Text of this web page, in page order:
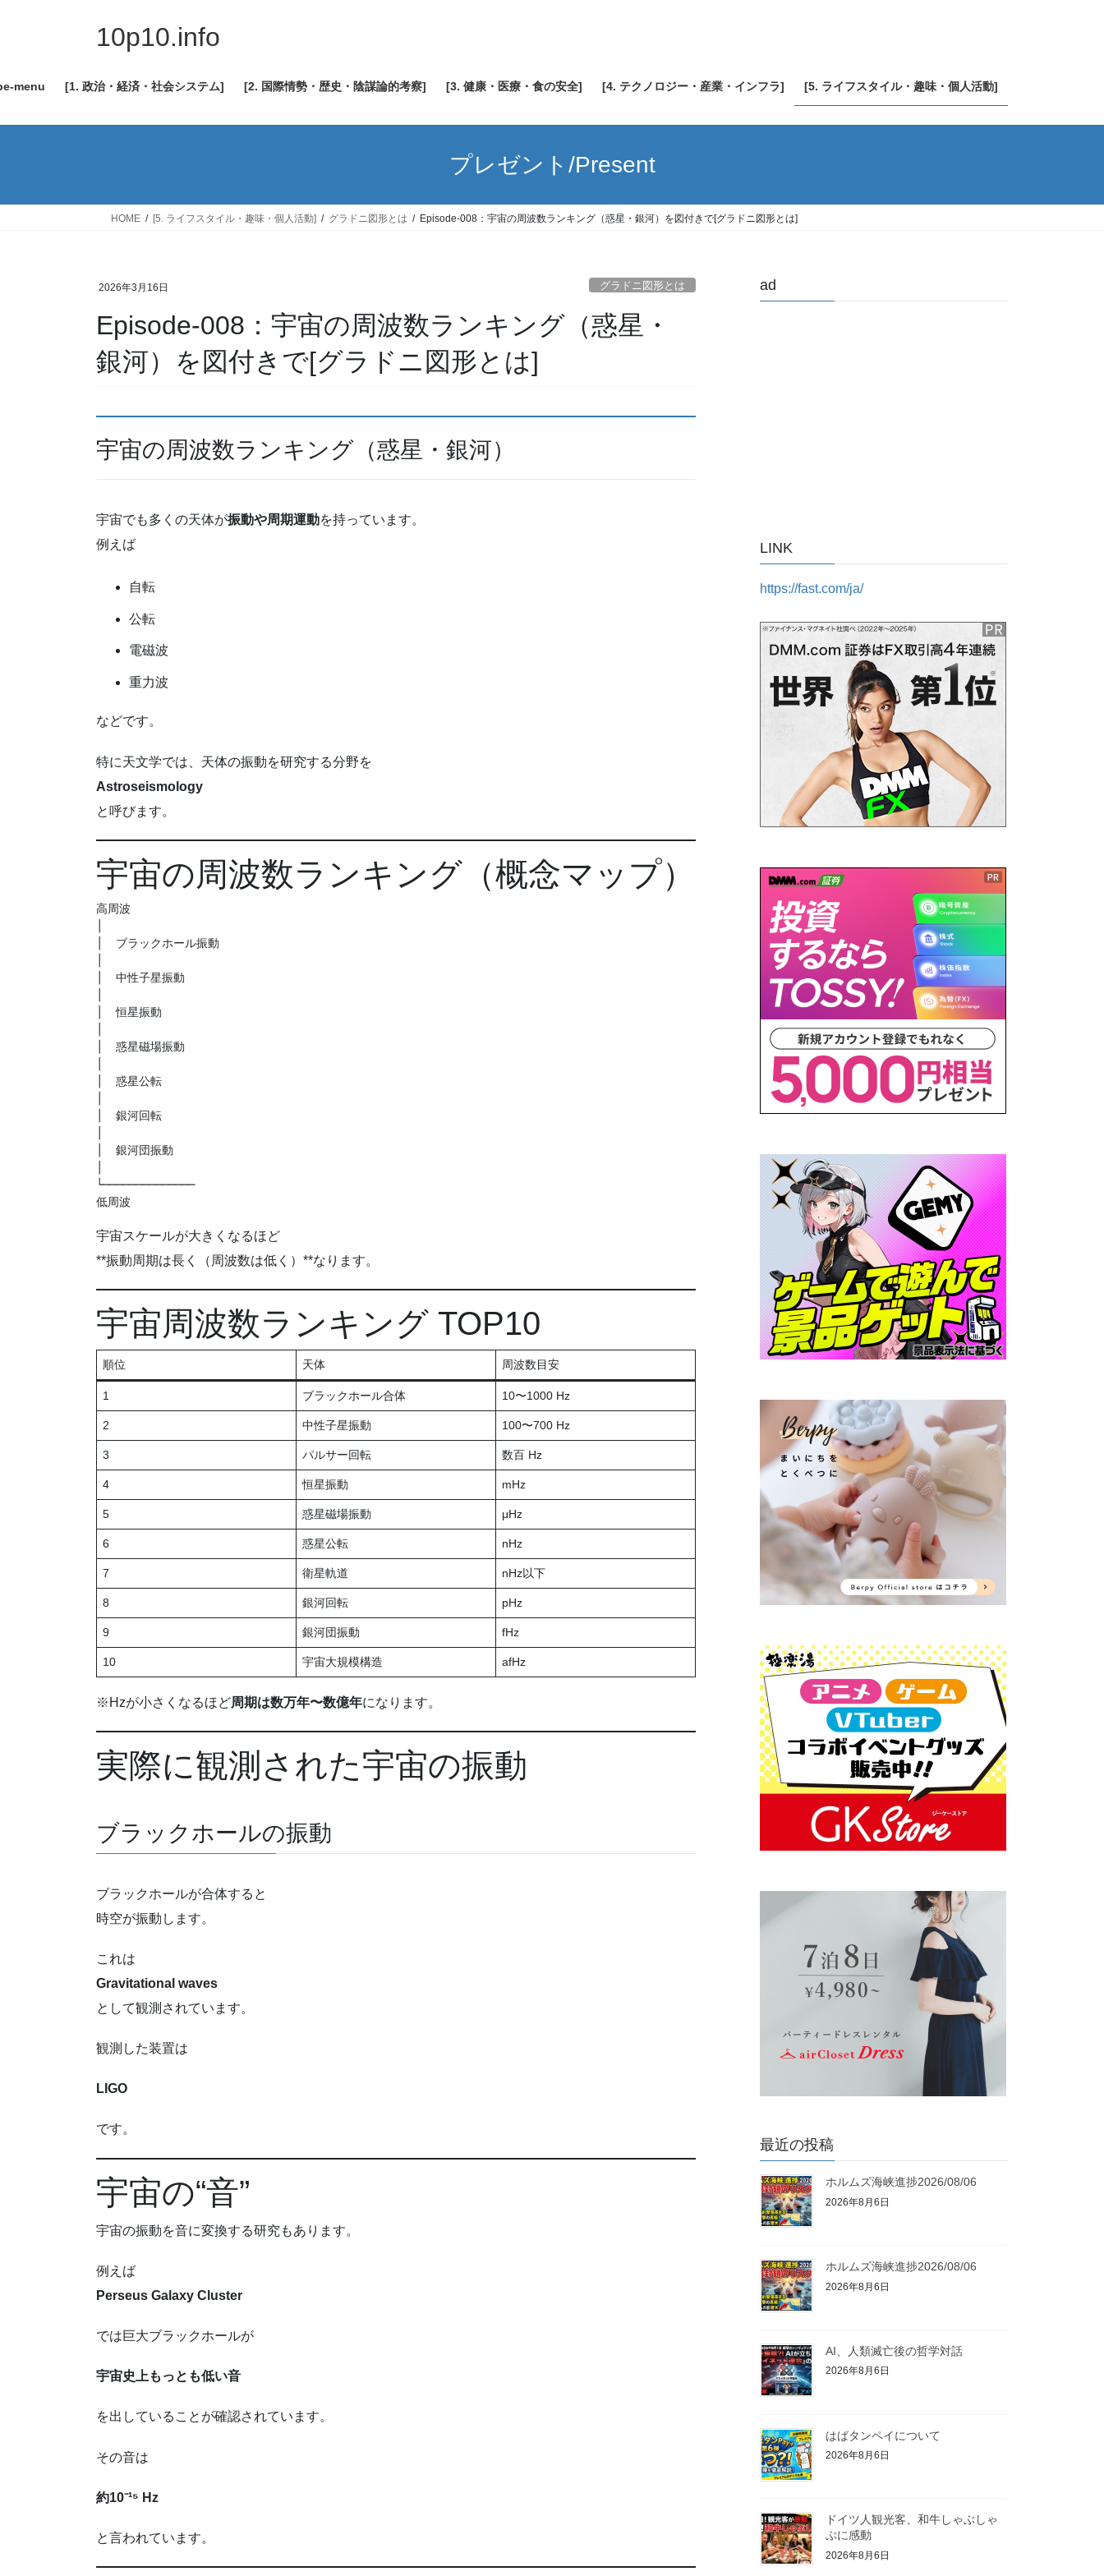
ツ
ス
シ
ン
10p10.info
menu [1. 政治・経済・社会システム] [2. 国際情勢・歴史・陰謀論的考察] [3. 健康・医療・食の安全] [4. テクノロジー・産業・インフラ] [5. ライフスタイル・趣味・個人活動]
プレゼント/Present
HOME [5. ライフスタイル・趣味・個人活動] グラドニ図形とは Episode-008：宇宙の周波数ランキング（惑星・銀河）を図付きで[グラドニ図形とは]
2026年3月16日 グラドニ図形とは
Episode-008：宇宙の周波数ランキング（惑星・
銀河）を図付きで[グラドニ図形とは]
宇宙の周波数ランキング（惑星・銀河）
宇宙でも多くの天体が振動や周期運動を持っています。
例えば
自転
公転
電磁波
重力波
などです。
特に天文学では、天体の振動を研究する分野を
Astroseismology
と呼びます。
宇宙の周波数ランキング（概念マップ）
高周波
│  ブラックホール振動
│  中性子星振動
│  恒星振動
│  惑星磁場振動
│  惑星公転
│  銀河回転
│  銀河団振動
└──────────────
宇宙スケールが大きくなるほど
**振動周期は長く（周波数は低く）**なります。
宇宙周波数ランキング TOP10
順位 天体 周波数目安
1 ブラックホール合体 10〜1000 Hz
2 中性子星振動 100〜700 Hz
3 パルサー回転 数百 Hz
4 恒星振動 mHz
5 惑星磁場振動 μHz
6 惑星公転 nHz
7 衛星軌道 nHz以下
8 銀河回転 pHz
9 銀河団振動 fHz
10 宇宙大規模構造 afHz
※Hzが小さくなるほど周期は数万年〜数億年になります。
実際に観測された宇宙の振動
ブラックホールの振動
ブラックホールが合体すると
時空が振動します。
これは
Gravitational waves
として観測されています。
観測した装置は
LIGO
です。
宇宙の“音”
宇宙の振動を音に変換する研究もあります。
例えば
Perseus Galaxy Cluster
では巨大ブラックホールが
宇宙史上もっとも低い音
を出していることが確認されています。
その音は
約10⁻¹⁵ Hz
と言われています。
ad
LINK
https://fast.com/ja/
最近の投稿
ホルムズ海峡進捗2026/08/06
2026年8月6日
ホルムズ海峡進捗2026/08/06
2026年8月6日
AI、人類滅亡後の哲学対話
2026年8月6日
はばタンペイについて
2026年8月6日
ドイツ人観光客、和牛しゃぶしゃ
ぶに感動
2026年8月6日